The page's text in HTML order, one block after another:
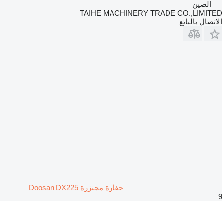
الصين
TAIHE MACHINERY TRADE CO.,LIMITED
الاتصال بالبائع
حفارة مجنزرة Doosan DX225
9